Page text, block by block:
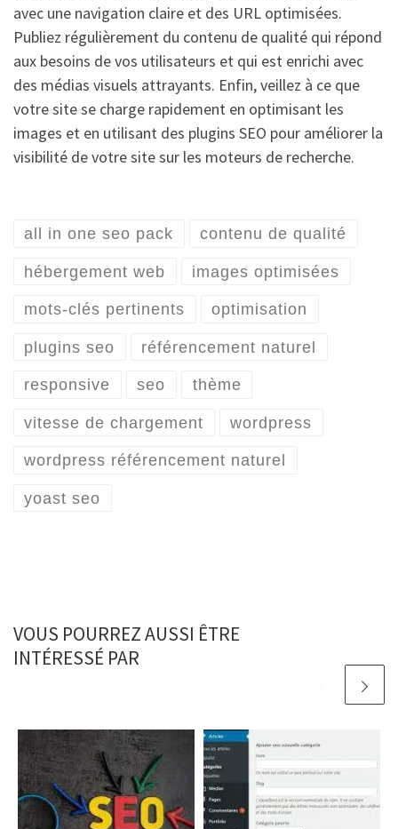
avec une navigation claire et des URL optimisées.
Publiez régulièrement du contenu de qualité qui répond
aux besoins de vos utilisateurs et qui est enrichi avec
des médias visuels attrayants. Enfin, veillez à ce que
votre site se charge rapidement en optimisant les
images et en utilisant des plugins SEO pour améliorer la
visibilité de votre site sur les moteurs de recherche.
all in one seo pack contenu de qualité
hébergement web images optimisées
mots-clés pertinents optimisation
plugins seo référencement naturel
responsive seo thème
vitesse de chargement wordpress
wordpress référencement naturel
yoast seo
VOUS POURREZ AUSSI ÊTRE
INTÉRESSÉ PAR